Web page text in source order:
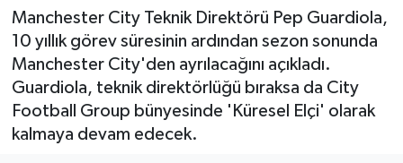
Manchester City Teknik Direktörü Pep Guardiola,
10 yıllık görev süresinin ardından sezon sonunda
Manchester City'den ayrılacağını açıkladı.
Guardiola, teknik direktörlüğü bıraksa da City
Football Group bünyesinde 'Küresel Elçi' olarak
kalmaya devam edecek.
KÖŞE YAZILARI
KÜLTÜR-SANAT-MAGAZİN
MEDYA
Tüm Manşetler
Son Dakika Haberleri
Haber Arşivi